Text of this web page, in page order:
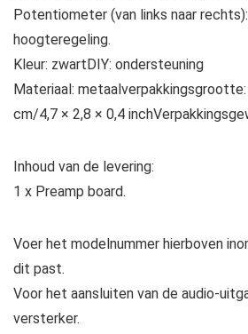
Potentiometer (van links naar
hoogteregeling.
Kleur: zwartDIY: ondersteuning
Materiaal: metaalverpakkingsgrootte:
cm/4,7 × 2,8 × 0,4
Inhoud van de levering:
1 x Preamp board.
Voer het modelnummer hierboven
dit past.
Voor het aansluiten van de audio-
versterker.